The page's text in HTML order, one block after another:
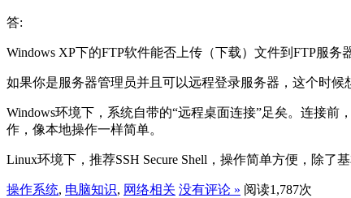
答:
Windows XP下的FTP软件能否上传（下载）文件到FTP服
如果你是服务器管理员并且可以远程登录服务器，这个时
Windows环境下，系统自带的“远程桌面连接”足矣。连接
作，像本地操作一样简单。
Linux环境下，推荐SSH Secure Shell，操作简单方便，除了
操作系统, 电脑知识, 网络相关 没有评论 » 阅读1,787次